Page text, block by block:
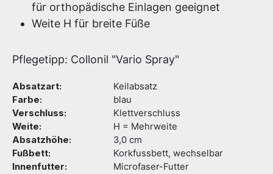
für orthopädische Einlagen geeignet
Weite H für breite Füße
Pflegetipp: Collonil "Vario Spray"
Absatzart:
Keilabsatz
Farbe:
blau
Verschluss:
Klettverschluss
Weite:
H = Mehrweite
Absatzhöhe:
3,0 cm
Fußbett:
Korkfussbett, wechselbar
Innenfutter:
Microfaser-Futter